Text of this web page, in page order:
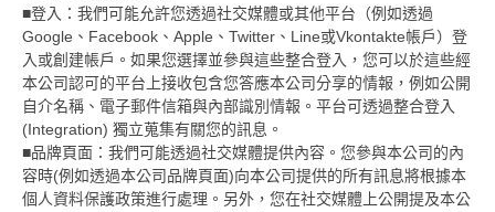
■登入：我們可能允許您透過社交媒體或其他平台（例如透過
Google、Facebook、Apple、Twitter、Line或Vkontakte帳戶）登
入或創建帳戶。如果您選擇並參與這些整合登入，您可以於這些經
本公司認可的平台上接收包含您答應本公司分享的情報，例如公開
自介名稱、電子郵件信箱與內部識別情報。平台可透過整合登入
(Integration) 獨立蒐集有關您的訊息。
■品牌頁面：我們可能透過社交媒體提供內容。您參與本公司的內
容時(例如透過本公司品牌頁面)向本公司提供的所有訊息將根據本
個人資料保護政策進行處理。另外，您在社交媒體上公開提及本公